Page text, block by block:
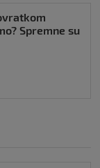
Spremne su